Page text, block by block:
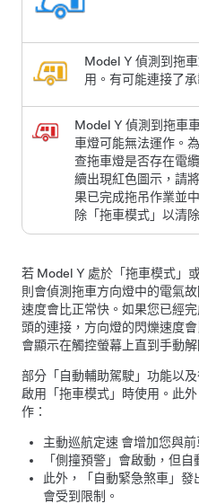
Model Y 偵測到拖
用。有可能連接了承
Model Y 偵測到拖車
車燈可能無法運作。
查拖車燈是否存在電
續出現紅色圖示，請
果已完成拖吊作業並
除「拖車模式」以清
若 Model Y 處於「拖車模式」
則會偵測拖車方向燈中的電氣
速度會比正常快。如果您已經
頭的連接，方向燈的閃爍速度
會顯示在觸控螢幕上直到手動
部分「 自動輔助駕駛」功能以
啟用「拖車模式」時使用。此
作：
主動巡航定速 會增加您與前
「側撞預警」會啟動，但
此外，「自動緊急煞車」發
會受到限制。